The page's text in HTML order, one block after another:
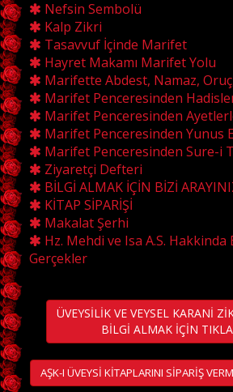
Nefsin Sembolü
Kalp Zikri
Tasavvuf İçinde Marifet
Hayret Makamı Marifet Yolu
Marifette Abdest, Namaz,
Marifet Penceresinden
Marifet Penceresinden
Marifet Penceresinden Yunus
Marifet Penceresinden Sure-i
Ziyaretçi Defteri
BİLGİ ALMAK İÇİN BİZİ
KİTAP SİPARİŞİ
Makalat Şerhi
Hz. Mehdi ve Isa A.S.
Gerçekler
ÜVEYSİLİK VE VEYSEL KARANİ
BİLGİ ALMAK İÇİN
AŞK-I ÜVEYSİ KİTAPLARINI SİPARİŞ